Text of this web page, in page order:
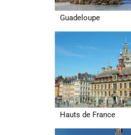
Guadeloupe
Hauts de France